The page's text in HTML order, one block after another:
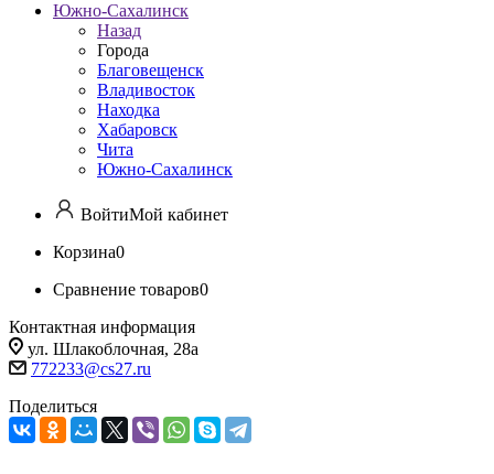
Южно-Сахалинск
Назад
Города
Благовещенск
Владивосток
Находка
Хабаровск
Чита
Южно-Сахалинск
ВойтиМой кабинет
Корзина0
Сравнение товаров0
Контактная информация
ул. Шлакоблочная, 28а
772233@cs27.ru
Поделиться